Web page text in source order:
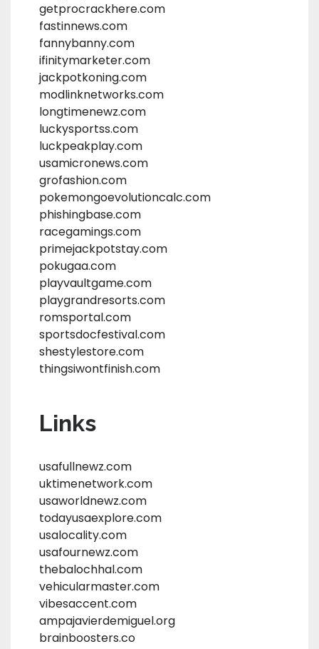
getprocrackhere.com
fastinnews.com
fannybanny.com
ifinitymarketer.com
jackpotkoning.com
modlinknetworks.com
longtimenewz.com
luckysportss.com
luckpeakplay.com
usamicronews.com
grofashion.com
pokemongoevolutioncalc.com
phishingbase.com
racegamings.com
primejackpotstay.com
pokugaa.com
playvaultgame.com
playgrandresorts.com
romsportal.com
sportsdocfestival.com
shestylestore.com
thingsiwontfinish.com
Links
usafullnewz.com
uktimenetwork.com
usaworldnewz.com
todayusaexplore.com
usalocality.com
usafournewz.com
thebalochhal.com
vehicularmaster.com
vibesaccent.com
ampajavierdemiguel.org
brainboosters.co